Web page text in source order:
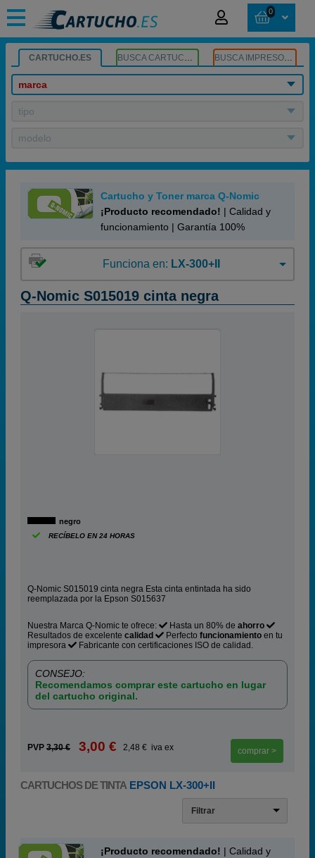
0
CARTUCHO.ES BUSCA CARTUCHOS BUSCA IMPRESORA
marca
tipo
modelo
Cartucho y Toner marca Q-Nomic
¡Producto recomendado! | Calidad y
funcionamiento | Garantía 100%
Funciona en: LX-300+II
Q-Nomic S015019 cinta negra
negro
RECÍBELO EN 24 HORAS
Q-Nomic S015019 cinta negra Esta cinta entintada ha sido
reemplazada por la Epson S015637
Nuestra Marca Q-Nomic te ofrece: Hasta un 80% de ahorro
Resultados de excelente calidad Perfecto funcionamiento en tu
impresora
Fabricante con certificaciones ISO de calidad.
CONSEJO:
Recomendamos comprar este cartucho en lugar
del cartucho original.
PVP 3,30 € 3,00 € 2,48 € iva ex comprar >
CARTUCHOS DE TINTA EPSON LX-300+II
Filtrar
¡Producto recomendado! | Calidad y